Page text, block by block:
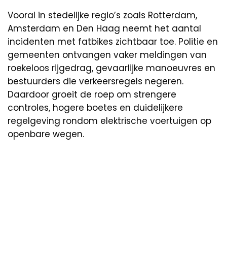
Vooral in stedelijke regio’s zoals Rotterdam,
Amsterdam en Den Haag neemt het aantal
incidenten met fatbikes zichtbaar toe. Politie en
gemeenten ontvangen vaker meldingen van
roekeloos rijgedrag, gevaarlijke manoeuvres en
bestuurders die verkeersregels negeren.
Daardoor groeit de roep om strengere
controles, hogere boetes en duidelijkere
regelgeving rondom elektrische voertuigen op
openbare wegen.